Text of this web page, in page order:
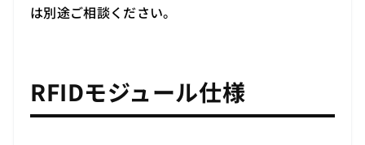
は別途ご相談ください。
RFIDモジュール仕様